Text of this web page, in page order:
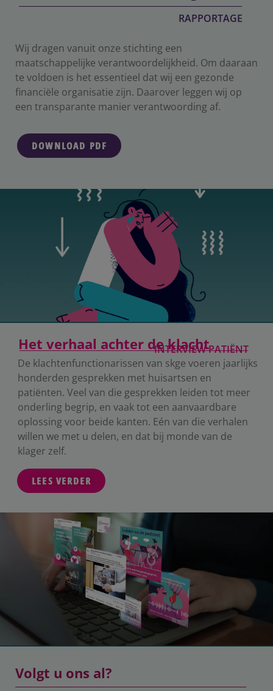
RAPPORTAGE
Wij dragen vanuit onze stichting een
maatschappelijke verantwoordelijkheid. Om daaraan
te voldoen is het essentieel dat wij een gezonde
financiële organisatie zijn. Daarover leggen wij op
een transparante manier verantwoording af.
DOWNLOAD PDF
Het verhaal achter de klacht
INTERVIEW PATIËNT
De klachtenfunctionarissen van skge voeren jaarlijks
honderden gesprekken met huisartsen en
patiënten. Veel van die gesprekken leiden tot meer
onderling begrip, en vaak tot een aanvaardbare
oplossing voor beide kanten. Eén van die verhalen
willen we met u delen, en dat bij monde van de
klager zelf.
LEES VERDER
Volgt u ons al?